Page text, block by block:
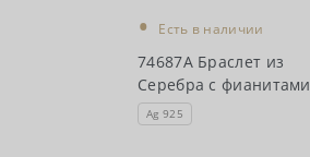
• Есть в наличии
74687А Браслет из
Серебра с фианитами
Ag 925